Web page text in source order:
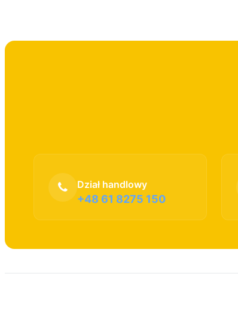
Dział handlowy
+48 61 8275 150